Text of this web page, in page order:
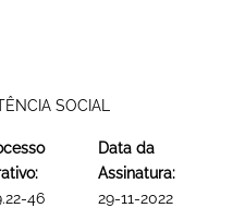
SOCIAL
46
Data da
Assinatura:
29-11-2022